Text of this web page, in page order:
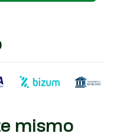
mismo